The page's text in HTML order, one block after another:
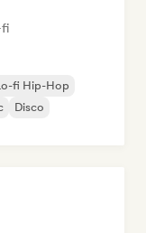
fi
fi Hip-Hop
Disco